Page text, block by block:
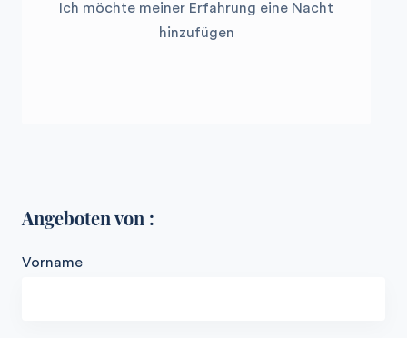
Ich möchte meiner Erfahrung eine Nacht
hinzufügen
Angeboten von :
Vorname